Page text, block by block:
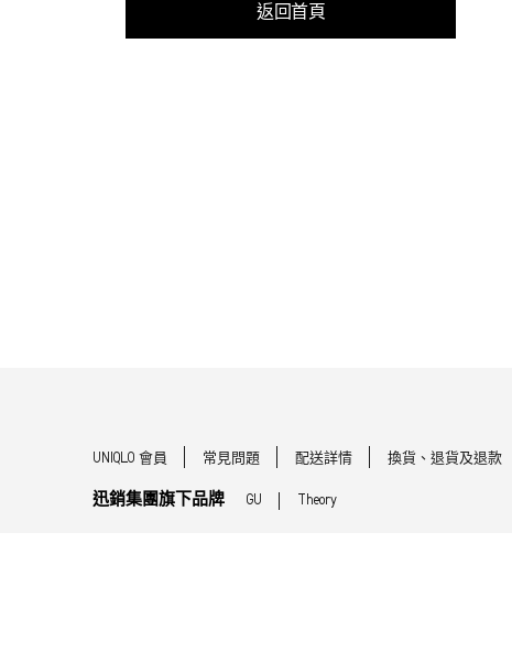
返回首頁
UNIQLO 會員 常見問題 配送詳情 換貨、退貨及退款
迅銷集團旗下品牌 GU Theory